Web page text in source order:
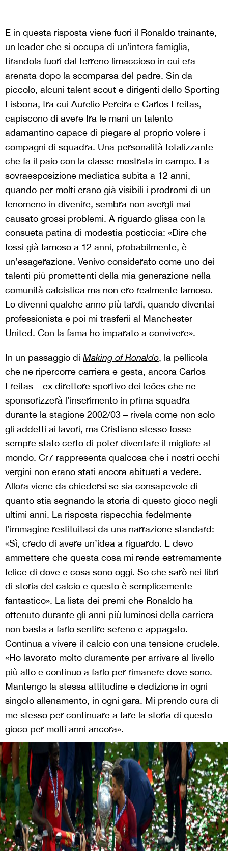
E in questa risposta viene fuori il Ronaldo trainante,
un leader che si occupa di un’intera famiglia,
tirandola fuori dal terreno limaccioso in cui era
arenata dopo la scomparsa del padre. Sin da
piccolo, alcuni talent scout e dirigenti dello Sporting
Lisbona, tra cui Aurelio Pereira e Carlos Freitas,
capiscono di avere fra le mani un talento
adamantino capace di piegare al proprio volere i
compagni di squadra. Una personalità totalizzante
che fa il paio con la classe mostrata in campo. La
sovraesposizione mediatica subìta a 12 anni,
quando per molti erano già visibili i prodromi di un
fenomeno in divenire, sembra non avergli mai
causato grossi problemi. A riguardo glissa con la
consueta patina di modestia posticcia: «Dire che
fossi già famoso a 12 anni, probabilmente, è
un’esagerazione. Venivo considerato come uno dei
talenti più promettenti della mia generazione nella
comunità calcistica ma non ero realmente famoso.
Lo divenni qualche anno più tardi, quando diventai
professionista e poi mi trasferii al Manchester
United. Con la fama ho imparato a convivere».
In un passaggio di Making of Ronaldo, la pellicola
che ne ripercorre carriera e gesta, ancora Carlos
Freitas – ex direttore sportivo dei leões che ne
sponsorizzerà l’inserimento in prima squadra
durante la stagione 2002/03 – rivela come non solo
gli addetti ai lavori, ma Cristiano stesso fosse
sempre stato certo di poter diventare il migliore al
mondo. Cr7 rappresenta qualcosa che i nostri occhi
vergini non erano stati ancora abituati a vedere.
Allora viene da chiedersi se sia consapevole di
quanto stia segnando la storia di questo gioco negli
ultimi anni. La risposta rispecchia fedelmente
l’immagine restituitaci da una narrazione standard:
«Sì, credo di avere un’idea a riguardo. E devo
ammettere che questa cosa mi rende estremamente
felice di dove e cosa sono oggi. So che sarò nei libri
di storia del calcio e questo è semplicemente
fantastico». La lista dei premi che Ronaldo ha
ottenuto durante gli anni più luminosi della carriera
non basta a farlo sentire sereno e appagato.
Continua a vivere il calcio con una tensione crudele.
«Ho lavorato molto duramente per arrivare al livello
più alto e continuo a farlo per rimanere dove sono.
Mantengo la stessa attitudine e dedizione in ogni
singolo allenamento, in ogni gara. Mi prendo cura di
me stesso per continuare a fare la storia di questo
gioco per molti anni ancora».